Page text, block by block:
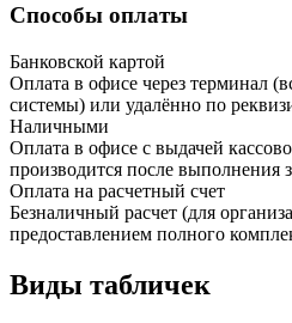
Способы оплаты
Банковской картой
Оплата в офисе через терминал
системы) или удалённо по
Наличными
Оплата в офисе с выдачей
производится после выполнения
Оплата на расчетный счет
Безналичный расчет (для
предоставлением полного
Виды табличек